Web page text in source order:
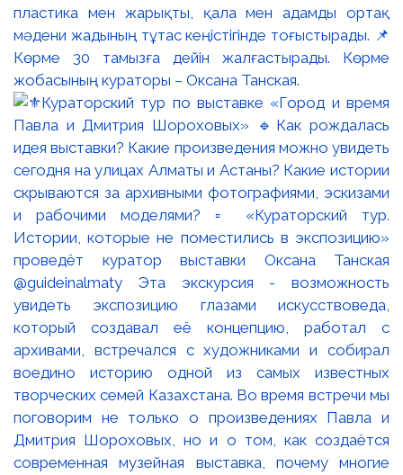
пластика мен жарықты, қала мен адамды ортақ
мәдени жадының тұтас кеңістігінде тоғыстырады. 📌
Көрме 30 тамызға дейін жалғастырады. Көрме
жобасының кураторы – Оксана Танская.